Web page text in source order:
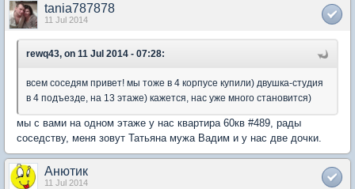
tania787878
11 Jul 2014
rewq43, on 11 Jul 2014 - 07:28:
всем соседям привет! мы тоже в 4 корпусе купили) двушка-студия
в 4 подъезде, на 13 этаже) кажется, нас уже много становится)
мы с вами на одном этаже у нас квартира 60кв #489, рады
соседству, меня зовут Татьяна мужа Вадим и у нас две дочки.
Анютик
11 Jul 2014